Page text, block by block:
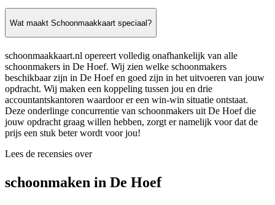
Wat maakt Schoonmaakkaart speciaal?
schoonmaakkaart.nl opereert volledig onafhankelijk van alle
schoonmakers in De Hoef. Wij zien welke schoonmakers
beschikbaar zijn in De Hoef en goed zijn in het uitvoeren van jouw
opdracht. Wij maken een koppeling tussen jou en drie
accountantskantoren waardoor er een win-win situatie ontstaat.
Deze onderlinge concurrentie van schoonmakers uit De Hoef die
jouw opdracht graag willen hebben, zorgt er namelijk voor dat de
prijs een stuk beter wordt voor jou!
Lees de recensies over
schoonmaken in De Hoef